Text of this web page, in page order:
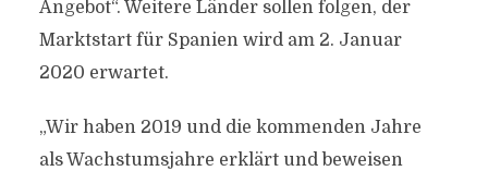
Angebot“. Weitere Länder sollen folgen, der
Marktstart für Spanien wird am 2. Januar
2020 erwartet.
„Wir haben 2019 und die kommenden Jahre
als Wachstumsjahre erklärt und beweisen